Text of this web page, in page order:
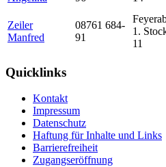
Zeiler
Manfred
08761 684-
91
1.
11
Quicklinks
Kontakt
Impressum
Datenschutz
Haftung für Inhalte und Links
Barrierefreiheit
Zugangseröffnung